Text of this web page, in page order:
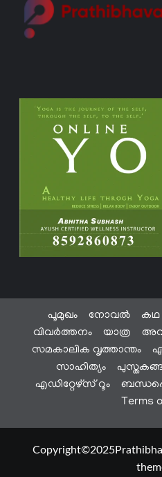
പൂമുഖം നോവൽ കഥ
വിവർത്തനം
യാത്ര
സമകാലിക വൃത്താന്തം
സാഹിത്യം
എഡിറ്റേഴ്സ് റൂം
Terms